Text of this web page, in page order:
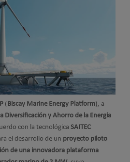
( Biscay Marine Energy Platform), a
Diversificación y Ahorro de la Energía
con la tecnológica SAITEC
el desarrollo de un proyecto piloto
de una innovadora plataforma